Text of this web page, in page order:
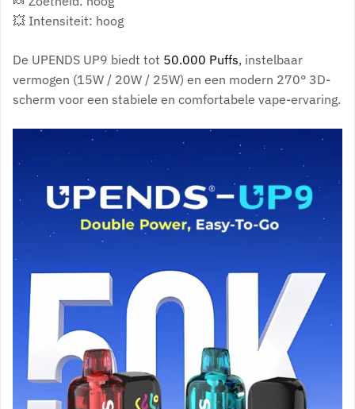
💥 Intensiteit: hoog
De UPENDS UP9 biedt tot 50.000 Puffs, instelbaar
vermogen (15W / 20W / 25W) en een modern 270° 3D-
scherm voor een stabiele en comfortabele vape-ervaring.